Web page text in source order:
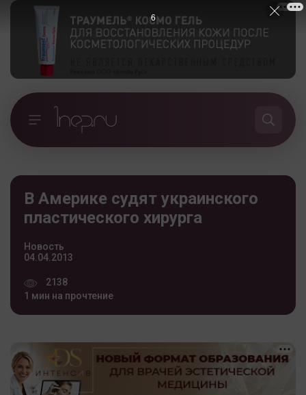
В Америке судят украинского
пластического хирурга
Новость
04.04.2013
2138
1 мин на прочтение
5